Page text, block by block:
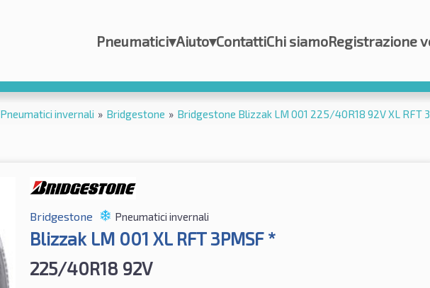
Pneumatici▾Aiuto▾ContattiChi siamoRegistrazione
Pneumatici invernali » Bridgestone » Bridgestone Blizzak LM 001 225/40R18 92V XL RFT
Bridgestone Pneumatici invernali
Blizzak LM 001 XL RFT 3PMSF *
225/40R18 92V